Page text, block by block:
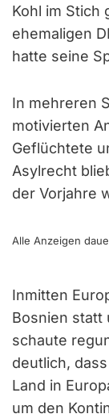
Kohl im Stich
ehemaligen
hatte seine
In mehreren
motivierten
Geflüchtete
Asylrecht
der Vorjahre
Alle Anzeigen
Inmitten
Bosnien statt
schaute
deutlich,
Land in
um den